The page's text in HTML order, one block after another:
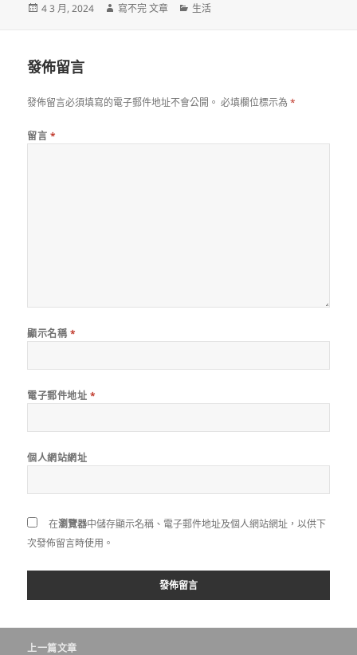
發
4 3 月, 2024
作
寫不完 文章
分
生活
發佈留言
發佈留言必須填寫的電子郵件地址不會公開。 必填欄位標示為*
留言 *
顯示名稱 *
電子郵件地址 *
個人網站網址
在瀏覽器中儲存顯示名稱、電子郵件地址及個人網站網址，以供下
次發佈留言時使用。
上一篇文章